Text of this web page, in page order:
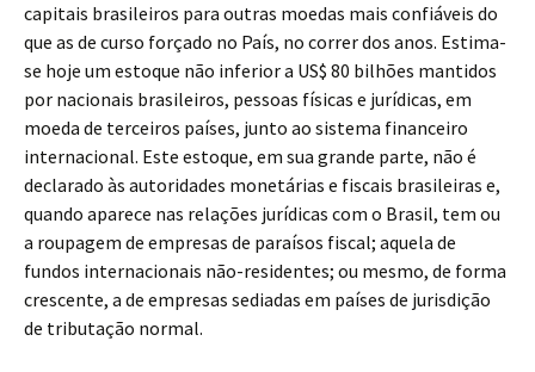
capitais brasileiros para outras moedas mais confiáveis do
que as de curso forçado no País, no correr dos anos. Estima-
se hoje um estoque não inferior a US$ 80 bilhões mantidos
por nacionais brasileiros, pessoas físicas e jurídicas, em
moeda de terceiros países, junto ao sistema financeiro
internacional. Este estoque, em sua grande parte, não é
declarado às autoridades monetárias e fiscais brasileiras e,
quando aparece nas relações jurídicas com o Brasil, tem ou
a roupagem de empresas de paraísos fiscal; aquela de
fundos internacionais não-residentes; ou mesmo, de forma
crescente, a de empresas sediadas em países de jurisdição
de tributação normal.